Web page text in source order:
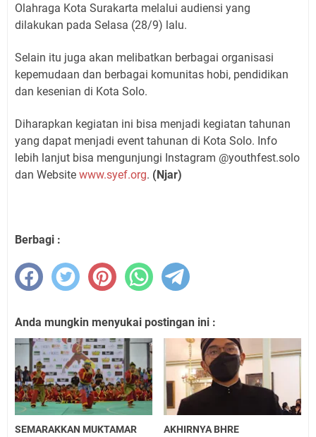
Olahraga Kota Surakarta melalui audiensi yang
dilakukan pada Selasa (28/9) lalu.
Selain itu juga akan melibatkan berbagai organisasi
kepemudaan dan berbagai komunitas hobi, pendidikan
dan kesenian di Kota Solo.
Diharapkan kegiatan ini bisa menjadi kegiatan tahunan
yang dapat menjadi event tahunan di Kota Solo. Info
lebih lanjut bisa mengunjungi Instagram @youthfest.solo
dan Website www.syef.org. (Njar)
Berbagi :
Anda mungkin menyukai postingan ini :
SEMARAKKAN MUKTAMAR
AKHIRNYA BHRE